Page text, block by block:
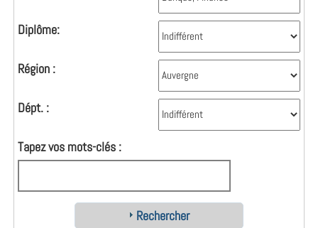
Diplôme:
Région :
Dépt. :
Tapez vos mots-clés :
Rechercher